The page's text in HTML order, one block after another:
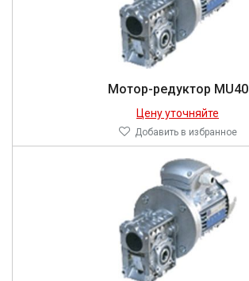
Мотор-редуктор MU40
Цену уточняйте
Добавить в избранное